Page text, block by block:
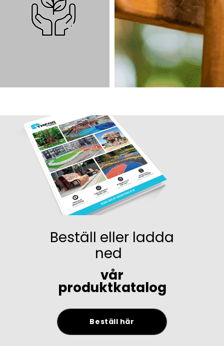
Beställ eller ladda
ned
vår
produktkatalog
Beställ här